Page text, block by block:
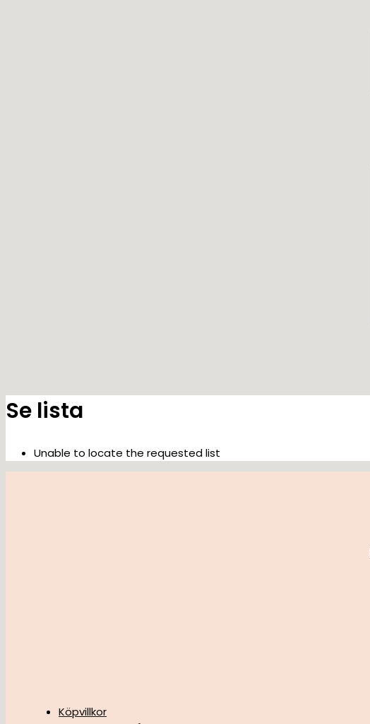
Se lista
Unable to locate the requested list
Köpvillkor